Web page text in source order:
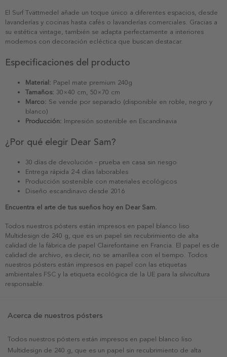
El Surf Tvättmedel añade un toque único a diferentes espacios, desde
lavanderías y cocinas hasta cafés o lavanderías comerciales. Gracias a
su estética vintage, también se adapta perfectamente a interiores
modernos con decoración ecléctica que buscan destacar.
Especificaciones del producto
Material: Papel mate premium 240g
Tamaños: 30×40 cm, 50×70 cm
Marco: Se vende por separado (disponible en roble, negro y
blanco)
Producción: Impresión sostenible en Escandinavia
¿Por qué elegir Dear Sam?
30 días de devolución - prueba en casa sin riesgo
Entrega rápida 2-4 días laborables
Producción sostenible con materiales ecológicos
Diseño escandinavo desde 2016
Encuentra el arte de tus sueños hoy en Dear Sam.
Todos nuestros pósters están impresos en papel blanco liso
Multidesign de 240 g, que es un papel sin recubrimiento de alta
calidad de la fábrica de papel Clairefontaine en Francia. El papel es de
calidad de archivo, es decir, no se amarillea con el tiempo. Todos
nuestros pósters están impresos en papel con las etiquetas
ambientales FSC y la etiqueta ecológica de la UE para la silvicultura
responsable.
Acerca de nuestros pósters
Todos nuestros pósters están impresos en papel blanco liso
Multidesign de 240 g, que es un papel sin recubrimiento de alta